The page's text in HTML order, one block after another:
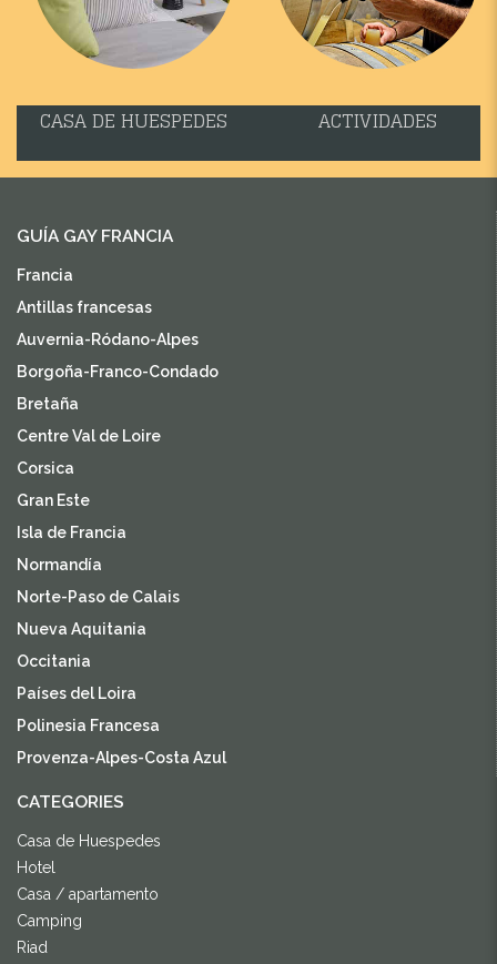
CASA DE HUESPEDES ACTIVIDADES
GUÍA GAY FRANCIA
Francia
Antillas francesas
Auvernia-Ródano-Alpes
Borgoña-Franco-Condado
Bretaña
Centre Val de Loire
Corsica
Gran Este
Isla de Francia
Normandía
Norte-Paso de Calais
Nueva Aquitania
Occitania
Países del Loira
Polinesia Francesa
Provenza-Alpes-Costa Azul
CATEGORIES
Casa de Huespedes
Hotel
Casa / apartamento
Camping
Riad